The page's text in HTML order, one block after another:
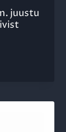
juustu